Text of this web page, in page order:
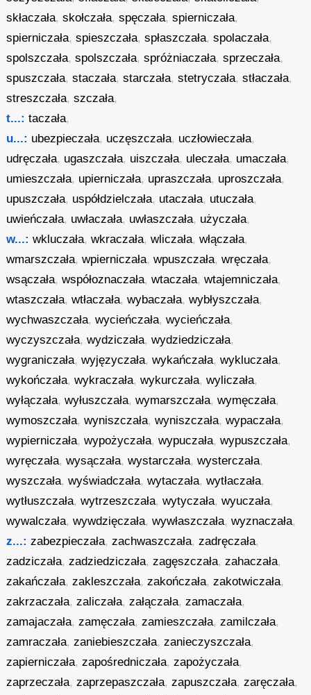
skłaczała,skołczała,spęczała,spierniczała,
spierniczała,spieszczała,spłaszczała,spolaczała,
spolszczała,spolszczała,spróżniaczała,sprzeczała,
spuszczała,staczała,starczała,stetryczała,stłaczała,
streszczała,szczała,
t...: taczała,
u...: ubezpieczała, uczęszczała, uczłowieczała,
udręczała, ugaszczała, uiszczała, uleczała, umaczała,
umieszczała, upierniczała, upraszczała, uproszczała,
upuszczała, uspółdzielczała, utaczała, utuczała,
uwieńczała, uwłaczała, uwłaszczała, użyczała,
w...: wkluczała,wkraczała,wliczała,włączała,
wmarszczała,wpierniczała,wpuszczała,wręczała,
wsączała,współoznaczała,wtaczała,wtajemniczała,
wtaszczała,wtłaczała,wybaczała,wybłyszczała,
wychwaszczała,wycieńczała,wycieńczała,
wyczyszczała,wydziczała,wydziedziczała,
wygraniczała,wyjęzyczała,wykańczała,wykluczała,
wykończała,wykraczała,wykurczała,wyliczała,
wyłączała,wyłuszczała,wymarszczała,wymęczała,
wymoszczała,wyniszczała,wyniszczała,wypaczała,
wypierniczała,wypożyczała,wypuczała,wypuszczała,
wyręczała,wysączała,wystarczała,wysterczała,
wyszczała,wyświadczała,wytaczała,wytłaczała,
wytłuszczała,wytrzeszczała,wytyczała,wyuczała,
wywalczała,wywdzięczała,wywłaszczała,wyznaczała,
z...: zabezpieczała,zachwaszczała,zadręczała,
zadziczała,zadziedziczała,zagęszczała,zahaczała,
zakańczała,zakleszczała,zakończała,zakotwiczała,
zakrzaczała,zaliczała,załączała,zamaczała,
zamajaczała,zamęczała,zamieszczała,zamilczała,
zamraczała,zaniebieszczała,zanieczyszczała,
zapierniczała,zapośredniczała,zapożyczała,
zaprzeczała,zaprzepaszczała,zapuszczała,zaręczała,